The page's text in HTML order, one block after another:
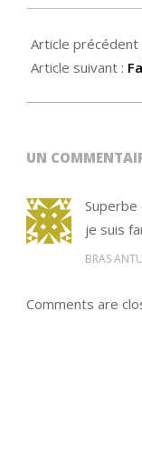
Article précédent
Article suivant :
UN
Superbe
je suis
BRAS
Comments are